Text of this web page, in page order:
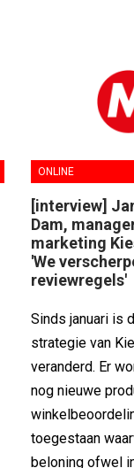
ONLINE
[interview]
Dam,
marketing
'We
reviewregels'
Sinds januari is
strategie van
veranderd. Er
nog nieuwe
toegestaan
beloning ofwel